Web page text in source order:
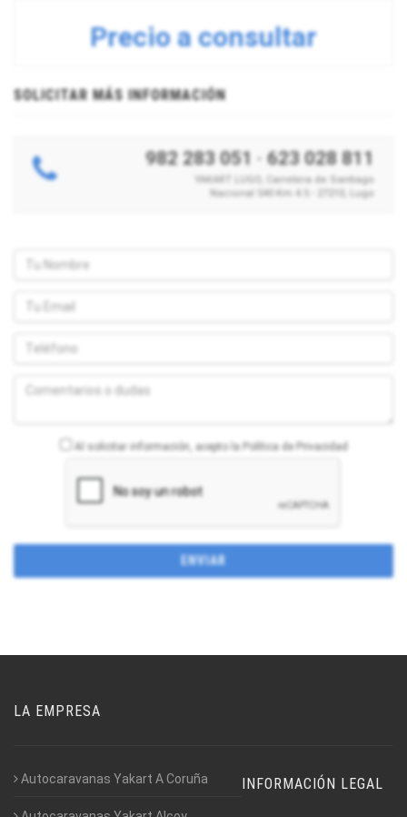
Precio a consultar
SOLICITAR MÁS INFORMACIÓN
982 283 051 ·623 028 811
YAKART LUGO, Carretera de Santiago
Nacional 540 Km 4.5 - 27210, Lugo
Al solicitar información, acepto la Política de Privacidad
LA EMPRESA
Autocaravanas Yakart A Coruña INFORMACIÓN LEGAL